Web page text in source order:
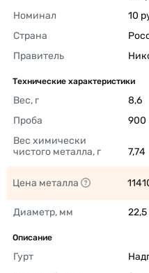
Номинал
10
Страна
Правитель
Технические характеристики
Вес, г
8,6
Проба
900
Вес химически
чистого металла, г
7,74
Цена металла
Диаметр, мм 22,5
Описание
Гурт